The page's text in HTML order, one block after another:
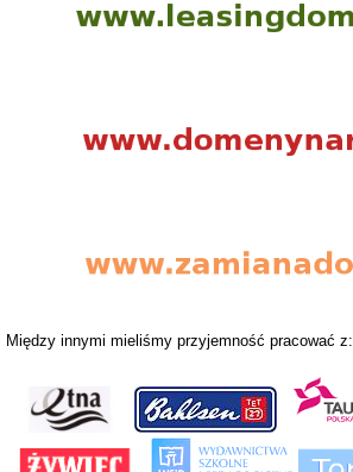
Między innymi mieliśmy przyjemność pracować z: